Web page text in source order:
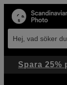
Hej, vad söker
Spara 25%